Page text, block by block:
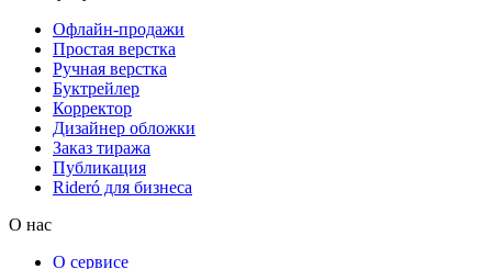
Офлайн-продажи
Простая верстка
Ручная верстка
Буктрейлер
Корректор
Дизайнер обложки
Заказ тиража
Публикация
Rideró для бизнеса
О нас
О сервисе